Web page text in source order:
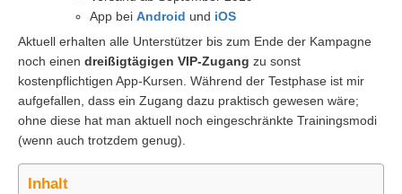
App bei Android und iOS
Aktuell erhalten alle Unterstützer bis zum Ende der Kampagne
noch einen dreißigtägigen VIP-Zugang zu sonst
kostenpflichtigen App-Kursen. Während der Testphase ist mir
aufgefallen, dass ein Zugang dazu praktisch gewesen wäre;
ohne diese hat man aktuell noch eingeschränkte Trainingsmodi
(wenn auch trotzdem genug).
Inhalt